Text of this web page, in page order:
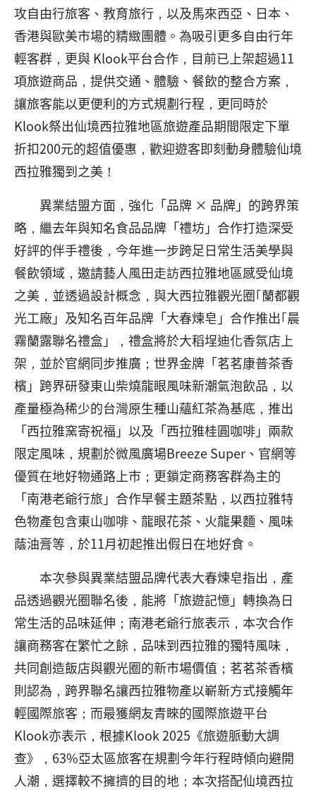
攻自由行旅客、教育旅行，以及馬來西亞、日本、
香港與歐美市場的精緻團體。為吸引更多自由行年
輕客群，更與 Klook平台合作，目前已上架超過11
項旅遊商品，提供交通、體驗、餐飲的整合方案，
讓旅客能以更便利的方式規劃行程，更同時於
Klook祭出仙境西拉雅地區旅遊產品期間限定下單
折扣200元的超值優惠，歡迎遊客即刻動身體驗仙境
西拉雅獨到之美！
異業結盟方面，強化「品牌 × 品牌」的跨界策
略，繼去年與知名食品品牌「禮坊」合作打造深受
好評的伴手禮後，今年進一步跨足日常生活美學與
餐飲領域，邀請藝人風田走訪西拉雅地區感受仙境
之美，並透過設計概念，與大西拉雅觀光圈｢蘭都觀
光工廠」及知名百年品牌「大春煉皂」合作推出｢晨
霧蘭露聯名禮盒」，禮盒將於大稻埕迪化香氛店上
架，並於官網同步推廣；世界金牌「茗茗康普茶香
檳」跨界研發東山柴燒龍眼風味新潮氣泡飲品，以
產量極為稀少的台灣原生種山蘊紅茶為基底，推出
「西拉雅窯寄祝福」以及「西拉雅桂圓咖啡」兩款
限定風味，規劃於微風廣場Breeze Super、官網等
優質在地好物通路上市；更鎖定商務客群為主的
「南港老爺行旅」合作早餐主題茶點，以西拉雅特
色物產包含東山咖啡、龍眼花茶、火龍果麵、風味
蔭油膏等，於11月初起推出假日在地好食。
本次參與異業結盟品牌代表大春煉皂指出，產
品透過觀光圈聯名後，能將「旅遊記憶」轉換為日
常生活的品味延伸；南港老爺行旅表示，本次合作
讓商務客在繁忙之餘，品味到西拉雅的獨特風味，
共同創造飯店與觀光圈的新市場價值；茗茗茶香檳
則認為，跨界聯名讓西拉雅物產以嶄新方式接觸年
輕國際旅客；而最獲網友青睞的國際旅遊平台
Klook亦表示，根據Klook 2025《旅遊脈動大調
查》，63%亞太區旅客在規劃今年行程時傾向避開
人潮，選擇較不擁擠的目的地；本次搭配仙境西拉